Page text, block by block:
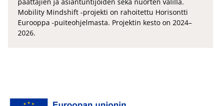
Mobility Mindshift -projekti on rahoitettu Horisontti
Eurooppa -puiteohjelmasta. Projektin kesto on 2024–
2026.